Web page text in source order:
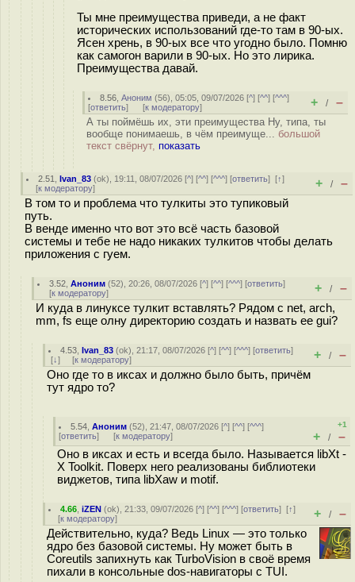
Ты мне преимущества приведи, а не факт
исторических использований где-то там в 90-ых.
Ясен хрень, в 90-ых все что угодно было. Помню
как самогон варили в 90-ых. Но это лирика.
Преимущества давай.
8.56 ,Аноним (56), 05:05, 09/07/2026 [^] [^^] [^^^]
[ответить] [к модератору] + / –
А ты поймёшь их, эти преимущества Ну, типа, ты
вообще понимаешь, в чём преимуще... большой
текст свёрнут, показать
2.51 ,Ivan_83 (ok), 19:11, 08/07/2026 [^] [^^] [^^^] [ответить][↑]
[к модератору] + / –
В том то и проблема что тулкиты это тупиковый
путь.
В венде именно что вот это всё часть базовой
системы и тебе не надо никаких тулкитов чтобы делать
приложения с гуем.
3.52 ,Аноним (52), 20:26, 08/07/2026 [^] [^^] [^^^] [ответить]
[к модератору] + / –
И куда в линуксе тулкит вставлять? Рядом с net, arch,
mm, fs еще олну директорию создать и назвать ее gui?
4.53 ,Ivan_83 (ok), 21:17, 08/07/2026 [^] [^^] [^^^] [ответить]
[↓] [к модератору] + / –
Оно где то в иксах и должно было быть, причём
тут ядро то?
5.54 ,Аноним (52), 21:47, 08/07/2026 [^] [^^] [^^^]
[ответить] [к модератору]
+1
+ / –
Оно в иксах и есть и всегда было. Называется libXt -
X Toolkit. Поверх него реализованы библиотеки
виджетов, типа libXaw и motif.
4.66 ,iZEN (ok), 21:33, 09/07/2026 [^] [^^] [^^^] [ответить][↑]
[к модератору] + / –
Действительно, куда? Ведь Linux — это только
ядро без базовой системы. Ну может быть в
Coreutils запихнуть как TurboVision в своё время
пихали в консольные dos-навигаторы с TUI.